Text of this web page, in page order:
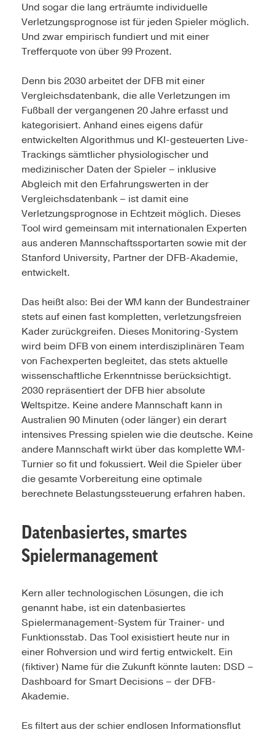
Und sogar die lang erträumte individuelle
Verletzungsprognose ist für jeden Spieler möglich.
Und zwar empirisch fundiert und mit einer
Trefferquote von über 99 Prozent.
Denn bis 2030 arbeitet der DFB mit einer
Vergleichsdatenbank, die alle Verletzungen im
Fußball der vergangenen 20 Jahre erfasst und
kategorisiert. Anhand eines eigens dafür
entwickelten Algorithmus und KI-gesteuerten Live-
Trackings sämtlicher physiologischer und
medizinischer Daten der Spieler – inklusive
Abgleich mit den Erfahrungswerten in der
Vergleichsdatenbank – ist damit eine
Verletzungsprognose in Echtzeit möglich. Dieses
Tool wird gemeinsam mit internationalen Experten
aus anderen Mannschaftssportarten sowie mit der
Stanford University, Partner der DFB-Akademie,
entwickelt.
Das heißt also: Bei der WM kann der Bundestrainer
stets auf einen fast kompletten, verletzungsfreien
Kader zurückgreifen. Dieses Monitoring-System
wird beim DFB von einem interdisziplinären Team
von Fachexperten begleitet, das stets aktuelle
wissenschaftliche Erkenntnisse berücksichtigt.
2030 repräsentiert der DFB hier absolute
Weltspitze. Keine andere Mannschaft kann in
Australien 90 Minuten (oder länger) ein derart
intensives Pressing spielen wie die deutsche. Keine
andere Mannschaft wirkt über das komplette WM-
Turnier so fit und fokussiert. Weil die Spieler über
die gesamte Vorbereitung eine optimale
berechnete Belastungssteuerung erfahren haben.
Datenbasiertes, smartes
Spielermanagement
Kern aller technologischen Lösungen, die ich
genannt habe, ist ein datenbasiertes
Spielermanagement-System für Trainer- und
Funktionsstab. Das Tool exisistiert heute nur in
einer Rohversion und wird fertig entwickelt. Ein
(fiktiver) Name für die Zukunft könnte lauten: DSD –
Dashboard for Smart Decisions – der DFB-
Akademie.
Es filtert aus der schier endlosen Informationsflut